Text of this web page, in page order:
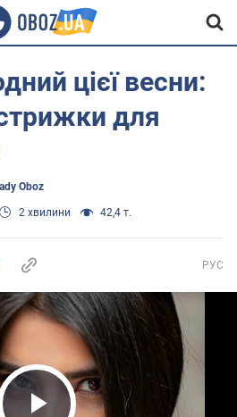
цієї весни:
для
Oboz
2 хвилини 42,4 т.
РУС